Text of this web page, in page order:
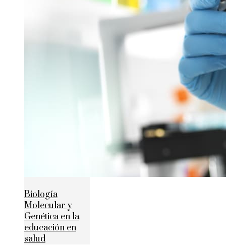
Biología
Molecular y
Genética en la
educación en
salud